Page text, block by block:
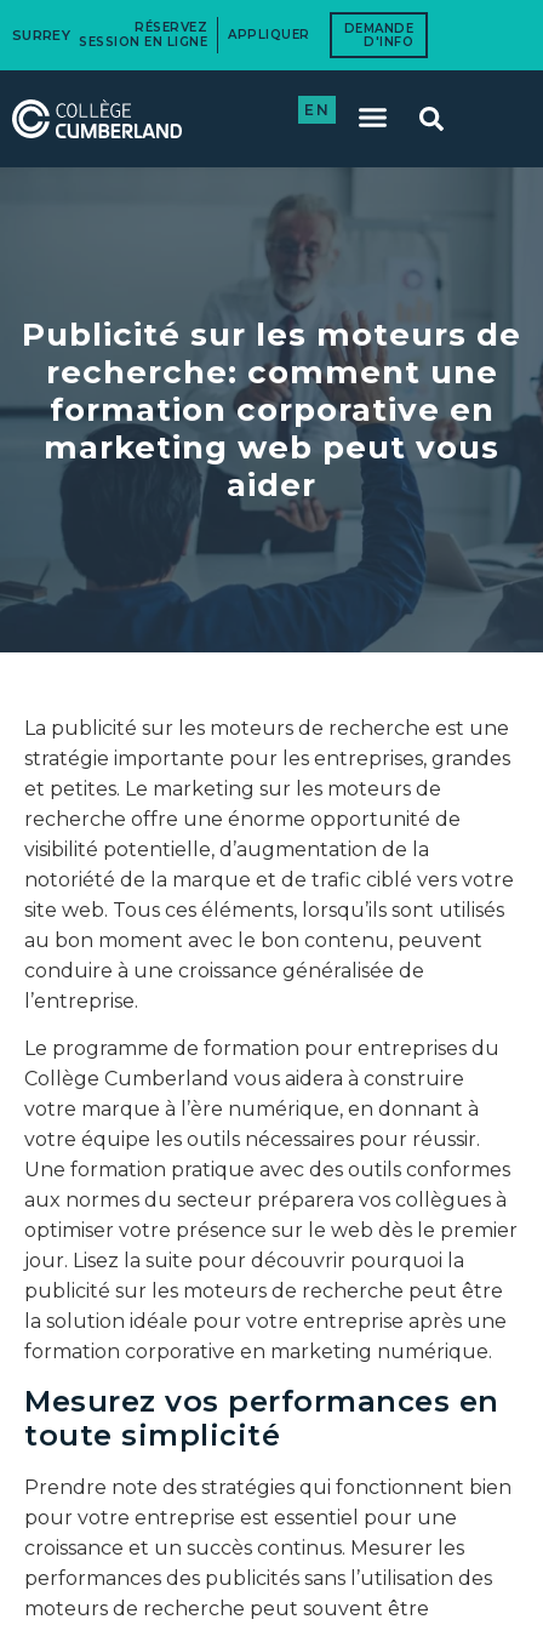
SURREY
RÉSERVEZ
SESSION EN LIGNE
APPLIQUER
DEMANDE
D'INFO
EN
Publicité sur les moteurs de
recherche: comment une
formation corporative en
marketing web peut vous
aider
La publicité sur les moteurs de recherche est une
stratégie importante pour les entreprises, grandes
et petites. Le marketing sur les moteurs de
recherche offre une énorme opportunité de
visibilité potentielle, d’augmentation de la
notoriété de la marque et de trafic ciblé vers votre
site web. Tous ces éléments, lorsqu’ils sont utilisés
au bon moment avec le bon contenu, peuvent
conduire à une croissance généralisée de
l’entreprise.
Le programme de formation pour entreprises du
Collège Cumberland vous aidera à construire
votre marque à l’ère numérique, en donnant à
votre équipe les outils nécessaires pour réussir.
Une formation pratique avec des outils conformes
aux normes du secteur préparera vos collègues à
optimiser votre présence sur le web dès le premier
jour. Lisez la suite pour découvrir pourquoi la
publicité sur les moteurs de recherche peut être
la solution idéale pour votre entreprise après une
formation corporative en marketing numérique.
Mesurez vos performances en
toute simplicité
Prendre note des stratégies qui fonctionnent bien
pour votre entreprise est essentiel pour une
croissance et un succès continus. Mesurer les
performances des publicités sans l’utilisation des
moteurs de recherche peut souvent être